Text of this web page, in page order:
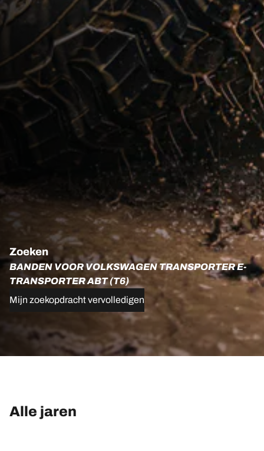
Zoeken
BANDEN VOOR VOLKSWAGEN TRANSPORTER E-
TRANSPORTER ABT (T6)
Mijn zoekopdracht vervolledigen
Alle jaren